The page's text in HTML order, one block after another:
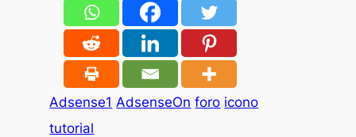
Adsense1 AdsenseOn foro icono
tutorial